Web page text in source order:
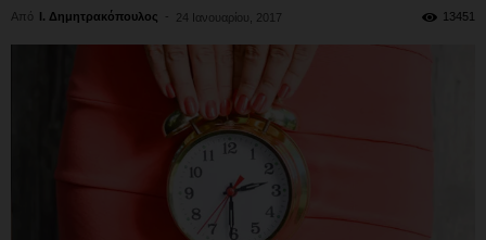
Από Ι. Δημητρακόπουλος - 24 Ιανουαρίου, 2017 13451